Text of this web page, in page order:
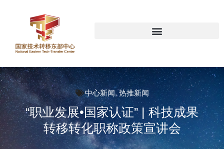
中心新闻,热推新闻
“职业发展•国家认证” | 科技成果
转移转化职称政策宣讲会